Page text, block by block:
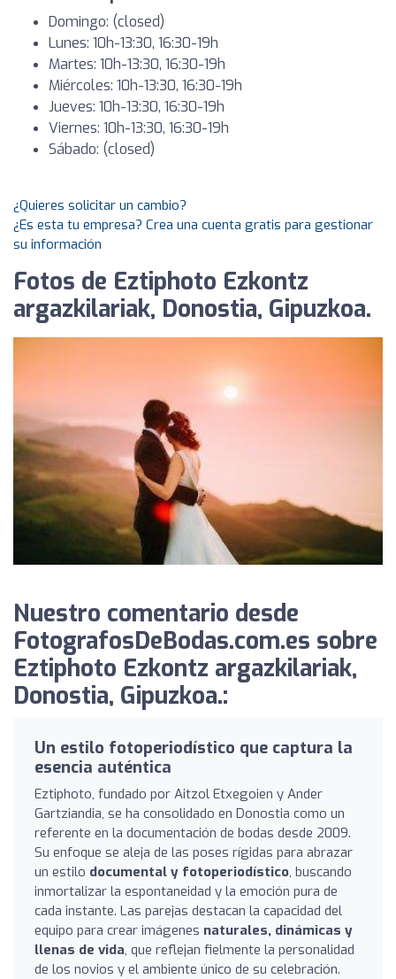
Domingo: (closed)
Lunes: 10h-13:30, 16:30-19h
Martes: 10h-13:30, 16:30-19h
Miércoles: 10h-13:30, 16:30-19h
Jueves: 10h-13:30, 16:30-19h
Viernes: 10h-13:30, 16:30-19h
Sábado: (closed)
¿Quieres solicitar un cambio?
¿Es esta tu empresa? Crea una cuenta gratis para gestionar
su información
Fotos de Eztiphoto Ezkontz
argazkilariak, Donostia, Gipuzkoa.
Nuestro comentario desde
FotografosDeBodas.com.es sobre
Eztiphoto Ezkontz argazkilariak,
Donostia, Gipuzkoa.:
Un estilo fotoperiodístico que captura la
esencia auténtica
Eztiphoto, fundado por Aitzol Etxegoien y Ander
Gartziandia, se ha consolidado en Donostia como un
referente en la documentación de bodas desde 2009.
Su enfoque se aleja de las poses rígidas para abrazar
un estilo documental y fotoperiodístico, buscando
inmortalizar la espontaneidad y la emoción pura de
cada instante. Las parejas destacan la capacidad del
equipo para crear imágenes naturales, dinámicas y
llenas de vida, que reflejan fielmente la personalidad
de los novios y el ambiente único de su celebración.